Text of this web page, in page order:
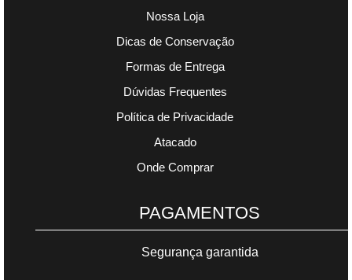
Nossa Loja
Dicas de Conservação
Formas de Entrega
Dúvidas Frequentes
Política de Privacidade
Atacado
Onde Comprar
PAGAMENTOS
Segurança garantida